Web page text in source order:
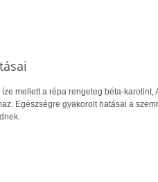
íze mellett a répa rengeteg béta-
Egészségre gyakorolt hatásai a